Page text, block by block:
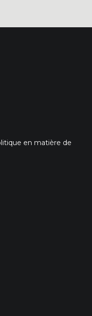
en matière de